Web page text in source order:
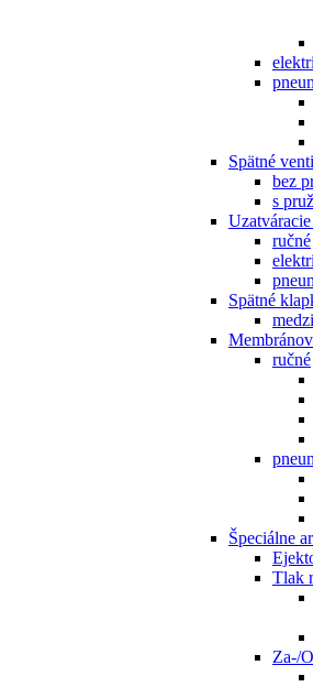
Spätné
bez
s
ručné
Spätné
ručné
Špeciálne
Tlak
Za-/